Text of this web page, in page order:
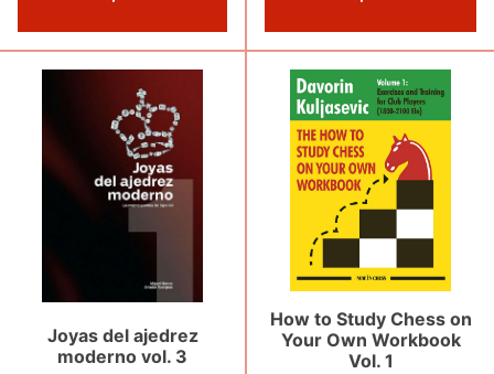
Joyas del ajedrez
moderno vol. 3
How to Study Chess on
Your Own Workbook
Vol. 1